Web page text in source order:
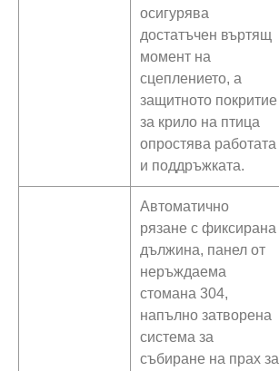
осигурява
достатъчен въртящ
момент на
сцеплението, а
защитното покритие
за крило на птица
опростява работата
и поддръжката.
Автоматично
рязане с фиксирана
дължина, панел от
неръждаема
стомана 304,
напълно затворена
система за
събиране на прах за